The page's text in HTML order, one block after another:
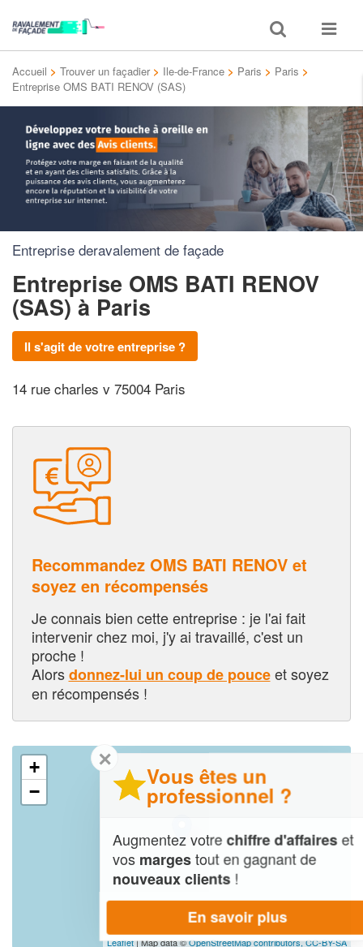
Toggle
search
Toggle
Accueil > Trouver un façadier > Ile-de-France > Paris > Paris >
Entreprise OMS BATI RENOV (SAS)
Entreprise deravalement de façade
Entreprise OMS BATI RENOV
(SAS)à Paris
Il s'agit de votre entreprise ?
14 rue charles v 75004 Paris
Recommandez OMS BATI RENOV et
soyez en récompensés
Je connais bien cette entreprise : je l'ai fait
intervenir chez moi, j'y ai travaillé, c'est un
proche !
Alorsdonnez-lui un coup de pouceet soyez
en récompensés !
+
−
Leaflet| Map data ©OpenStreetMap contributors,CC-BY-SA
✕
Vous êtes un
professionnel ?
Augmentez votrechiffre d'affaireset
vosmargestout en gagnant de
nouveaux clients!
En savoir plus